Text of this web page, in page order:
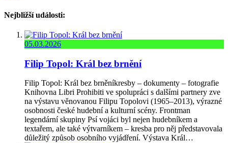
Nejbližší události:
05.03.2026
Filip Topol: Král bez brnění
Filip Topol: Král bez brněníkresby – dokumenty – fotografie
Knihovna Libri Prohibiti ve spolupráci s dalšími partnery zve
na výstavu věnovanou Filipu Topolovi (1965–2013), výrazné
osobnosti české hudební a kulturní scény. Frontman
legendární skupiny Psí vojáci byl nejen hudebníkem a
textařem, ale také výtvarníkem – kresba pro něj představovala
důležitý způsob osobního vyjádření. Výstava Král…